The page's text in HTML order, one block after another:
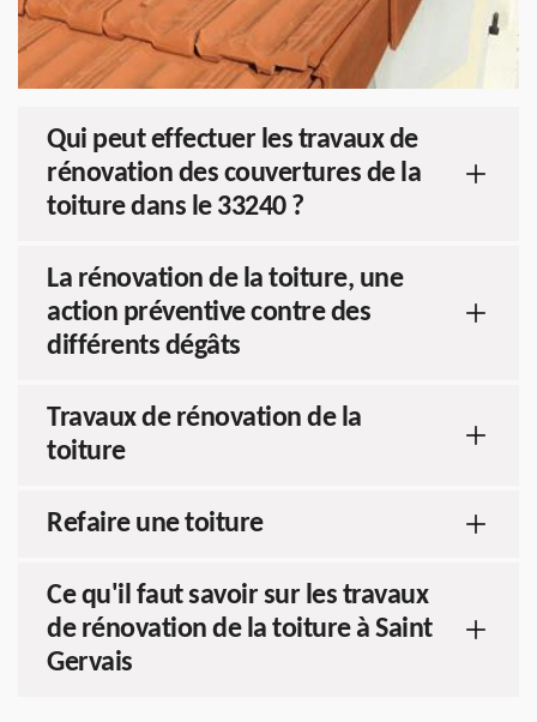
Qui peut effectuer les travaux de
rénovation des couvertures de la
toiture dans le 33240 ?
La rénovation de la toiture, une
action préventive contre des
différents dégâts
Travaux de rénovation de la
toiture
Refaire une toiture
Ce qu'il faut savoir sur les travaux
de rénovation de la toiture à Saint
Gervais